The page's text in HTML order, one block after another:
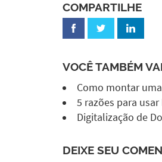
COMPARTILHE
VOCÊ TAMBÉM
Como montar
5 razões para
Digitalização de
DEIXE SEU